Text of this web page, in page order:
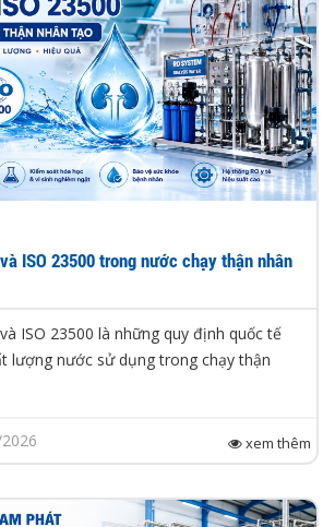
ISO 23500 trong nước chạy thận nhân
ISO 23500 là những quy định quốc tế
lượng nước sử dụng trong chạy thận
xem thêm